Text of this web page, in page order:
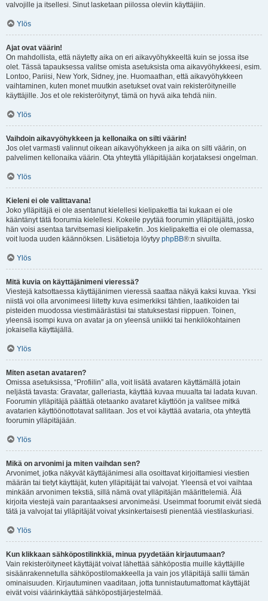
valvojille ja itsellesi. Sinut lasketaan piilossa oleviin käyttäjiin.
Ylös
Ajat ovat väärin!
On mahdollista, että näytetty aika on eri aikavyöhykkeeltä kuin se jossa itse
olet. Tässä tapauksessa valitse omista asetuksista oma aikavyöhykkeesi, esim.
Lontoo, Pariisi, New York, Sidney, jne. Huomaathan, että aikavyöhykkeen
vaihtaminen, kuten monet muutkin asetukset ovat vain rekisteröityneille
käyttäjille. Jos et ole rekisteröitynyt, tämä on hyvä aika tehdä niin.
Ylös
Vaihdoin aikavyöhykkeen ja kellonaika on silti väärin!
Jos olet varmasti valinnut oikean aikavyöhykkeen ja aika on silti väärin, on
palvelimen kellonaika väärin. Ota yhteyttä ylläpitäjään korjataksesi ongelman.
Ylös
Kieleni ei ole valittavana!
Joko ylläpitäjä ei ole asentanut kielellesi kielipakettia tai kukaan ei ole
kääntänyt tätä foorumia kielellesi. Kokeile pyytää foorumin ylläpitäjältä, josko
hän voisi asentaa tarvitsemasi kielipaketin. Jos kielipakettia ei ole olemassa,
voit luoda uuden käännöksen. Lisätietoja löytyy phpBB®:n sivuilta.
Ylös
Mitä kuvia on käyttäjänimeni vieressä?
Viestejä katsottaessa käyttäjänimen vieressä saattaa näkyä kaksi kuvaa. Yksi
niistä voi olla arvonimeesi liitetty kuva esimerkiksi tähtien, laatikoiden tai
pisteiden muodossa viestimäärästäsi tai statuksestasi riippuen. Toinen,
yleensä isompi kuva on avatar ja on yleensä uniikki tai henkilökohtainen
jokaisella käyttäjällä.
Ylös
Miten asetan avataren?
Omissa asetuksissa, “Profiilin” alla, voit lisätä avataren käyttämällä jotain
neljästä tavasta: Gravatar, galleriasta, käyttää kuvaa muualta tai ladata kuvan.
Foorumin ylläpitäjä päättää otetaanko avataret käyttöön ja valitsee mitkä
avatarien käyttöönottotavat sallitaan. Jos et voi käyttää avataria, ota yhteyttä
foorumin ylläpitäjään.
Ylös
Mikä on arvonimi ja miten vaihdan sen?
Arvonimet, jotka näkyvät käyttäjänimesi alla osoittavat kirjoittamiesi viestien
määrän tai tietyt käyttäjät, kuten ylläpitäjät tai valvojat. Yleensä et voi vaihtaa
minkään arvonimen tekstiä, sillä nämä ovat ylläpitäjän määrittelemiä. Älä
kirjoita viestejä vain parantaaksesi arvonimeäsi. Useimmat foorumit eivät siedä
tätä ja valvojat tai ylläpitäjät voivat yksinkertaisesti pienentää viestilaskuriasi.
Ylös
Kun klikkaan sähköpostilinkkiä, minua pyydetään kirjautumaan?
Vain rekisteröityneet käyttäjät voivat lähettää sähköpostia muille käyttäjille
sisäänrakennetulla sähköpostilomakkeella ja vain jos ylläpitäjä sallii tämän
ominaisuuden. Kirjautuminen vaaditaan, jotta tunnistautumattomat käyttäjät
eivät voisi väärinkäyttää sähköpostijärjestelmää.